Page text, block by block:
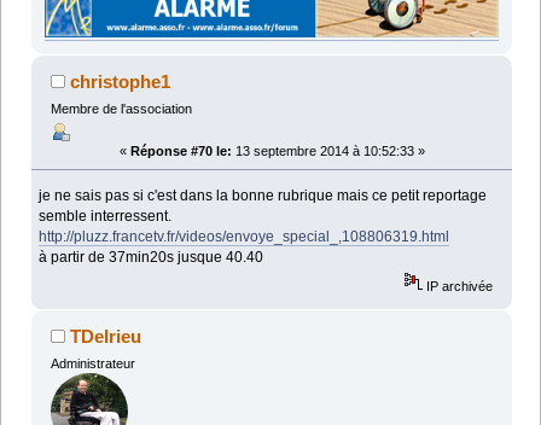
christophe1
Membre de l'association
« Réponse #70 le: 13 septembre 2014 à 10:52:33 »
je ne sais pas si c'est dans la bonne rubrique mais ce petit reportage
semble interressent.
http://pluzz.francetv.fr/videos/envoye_special_,108806319.html
à partir de 37min20s jusque 40.40
IP archivée
TDelrieu
Administrateur